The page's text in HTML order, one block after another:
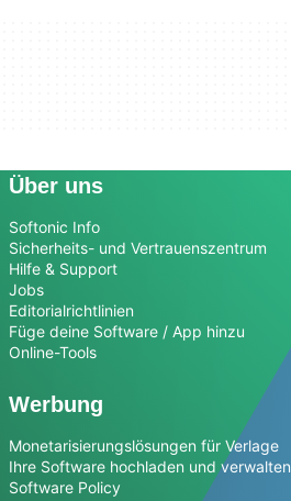
Über uns
Softonic Info
Sicherheits- und Vertrauenszentrum
Hilfe & Support
Jobs
Editorialrichtlinien
Füge deine Software / App hinzu
Online-Tools
Werbung
Monetarisierungslösungen für Verlage
Ihre Software hochladen und verwalten
Software Policy